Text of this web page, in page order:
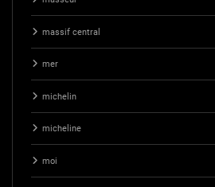
massif central
mer
michelin
micheline
moi